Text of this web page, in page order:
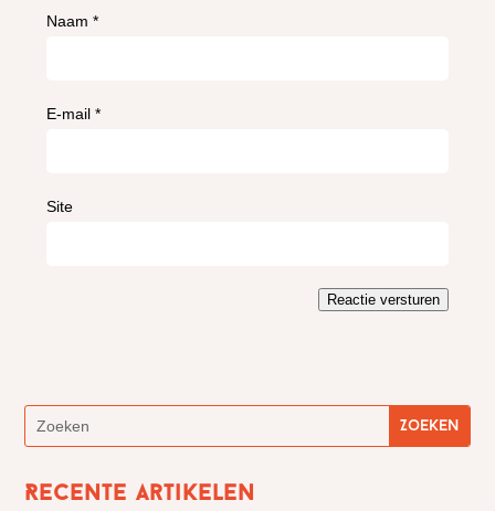
Naam*
E-mail*
Site
Reactie versturen
Recente artikelen